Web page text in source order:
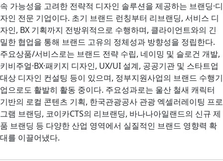
속 가능성을 고려한 전략적 디자인 솔루션을 제공하는 브랜딩·디
자인 전문 기업이다. 초기 브랜드 런칭부터 리브랜딩, 서비스 디
자인, BX 기획까지 전방위적으로 수행하며, 클라이언트와의 긴
밀한 협업을 통해 브랜드 고유의 정체성과 방향성을 정립한다.
주요상품/서비스로는 브랜드 전략 수립, 네이밍 및 슬로건 개발,
키비주얼·BX·패키지 디자인, UX/UI 설계, 공공기관 및 스타트업
대상 디자인 컨설팅 등이 있으며, 정부지원사업의 브랜드 수행기
업으로도 활발히 활동 중이다. 주요성과로는 울산 철새 캐릭터
기반의 로컬 콘텐츠 기획, 한국관광공사 관광 엑셀러레이팅 프로
그램 브랜딩, 코이카CTS의 리브랜딩, 바나나아일랜드의 신규 제
품 브랜딩 등 다양한 산업 영역에서 실질적인 브랜드 영향력 확
대를 이끌어냈다.